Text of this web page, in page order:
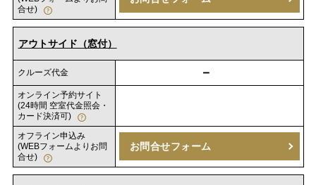
合せ)
アウトサイド（窓付）
クルーズ代金 －
オンライン予約サイト
(24時間 空室代金照会・
カード決済可)
オフライン申込み
(WEBフォームよりお問
合せ)
お問合せフォーム